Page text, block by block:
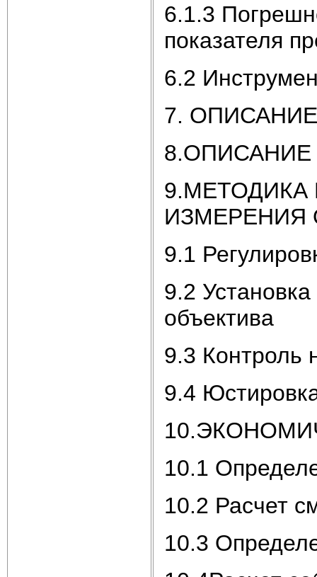
6.1.3
показателя
6.2
7.
ИЗМЕРЕНИЯ
9.1
9.2
объектива
9.3 Контроль
9.4
10.1
10.2 Расчет
10.3